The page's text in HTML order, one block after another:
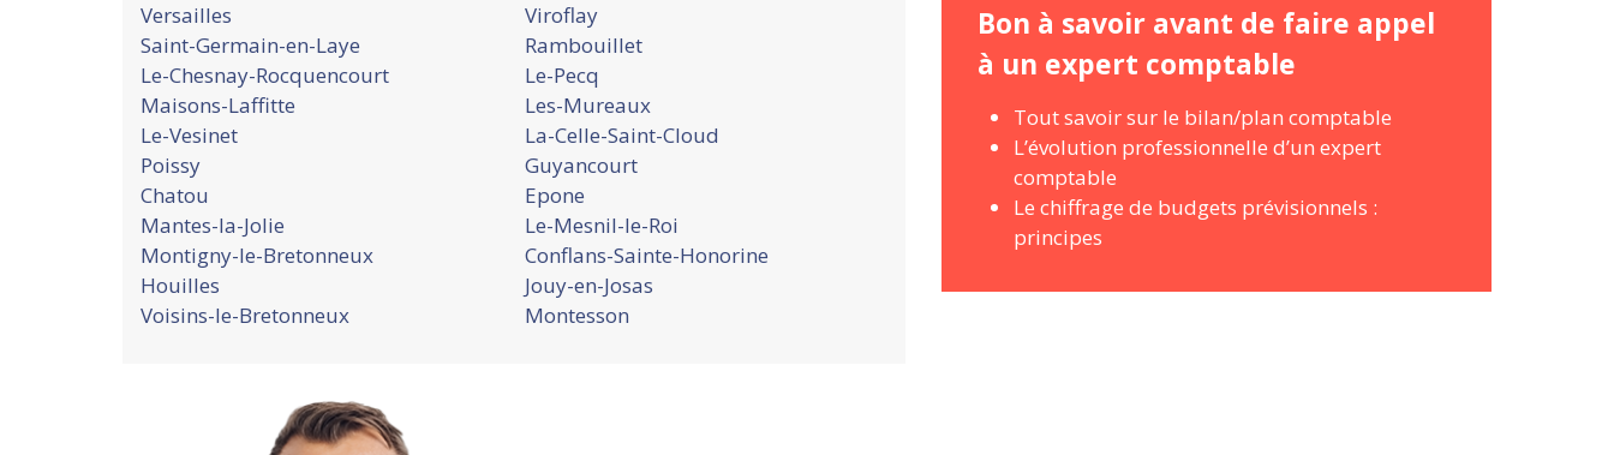
Versailles
Saint-Germain-en-Laye
Le-Chesnay-Rocquencourt
Maisons-Laffitte
Le-Vesinet
Poissy
Chatou
Mantes-la-Jolie
Montigny-le-Bretonneux
Houilles
Voisins-le-Bretonneux
Viroflay
Rambouillet
Le-Pecq
Les-Mureaux
La-Celle-Saint-Cloud
Guyancourt
Epone
Le-Mesnil-le-Roi
Conflans-Sainte-Honorine
Jouy-en-Josas
Montesson
Bon à savoir avant de faire appel
à un expert comptable
Tout savoir sur le bilan/plan comptable
L’évolution professionnelle d’un expert
comptable
Le chiffrage de budgets prévisionnels :
principes